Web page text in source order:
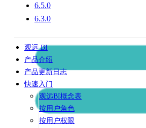
6.5.0
6.3.0
观远 BI
产品介绍
产品更新日志
快速入门
观远BI概念表
按用户角色
按用户权限